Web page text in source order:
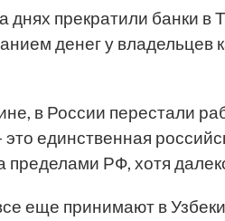
прекратили банки в
денег у владельцев
в России перестали
единственная
пределами РФ, хотя
еще принимают в